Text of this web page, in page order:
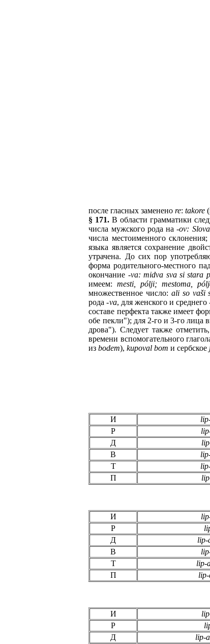
после гласных замененоre:takore
§ 171. В области грамматики
числа мужского рода на-ov:
числа местоименного
языка является сохранение
утрачена. До сих пор
форма родительного-местного
окончание -va: midva sva si stara
имеем:mesti, pólji; mestoma,
множественное число:ali so vaši
рода -va, для женского и среднего
составе перфекта также имеет
обе пекли"); для 2-го и 3-го лица
дрова"). Следует также
времени вспомогательного гла
изbodem),kupoval bom и сербское
И
Р
Д
В
Т
П
И
Р
Д
lip-
В
Т
lip-
П
И
Р
Д
lip-